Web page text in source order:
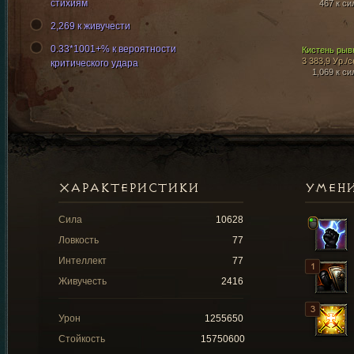
467 к
Кистень
3 383,9 Ур./
1,069 к
стихиям
2,269 к живучести
0.33*1001+% к вероятности
критического удара
ХАРАКТЕРИСТИКИ
Сила
10628
Ловкость
77
Интеллект
77
Живучесть
2416
Урон
1255650
Стойкость
15750600